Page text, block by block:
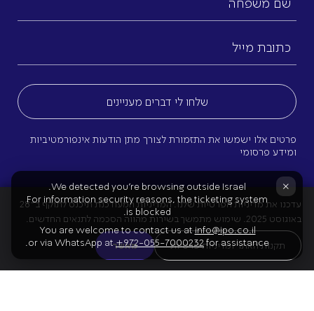
משפחה
מייל
פרטים אלו ישמשו את התזמורת לצורך מתן הודעות אינפורמטיביות
ומידע פרסומי
עדכנו את מדיניות הפרטיות שלנו. המדיניות המעודכנת תיכנס לתוקף ב־28
באוגוסט 2025. שימוש מתמשך בשירות מהווה הסכמה לתנאים החדשים.
תקנות האתר ומדיניות פרטיות מאשר
×
We detected you're browsing outside Israel.
For information security reasons, the ticketing system
is blocked.
You are welcome to contact us atinfo@ipo.co.il
or via WhatsApp at+972-055-7000232for assistance.